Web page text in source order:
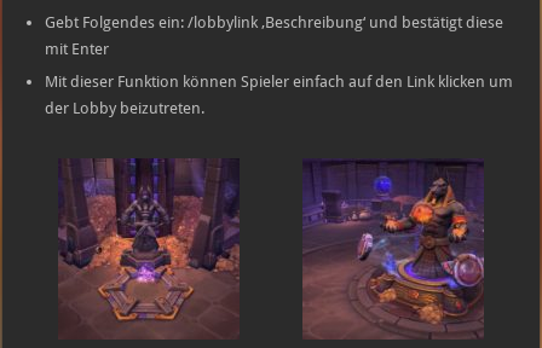
Gebt Folgendes ein: /lobbylink ‚Beschreibung‘ und bestätigt diese
mit Enter
Mit dieser Funktion können Spieler einfach auf den Link klicken um
der Lobby beizutreten.